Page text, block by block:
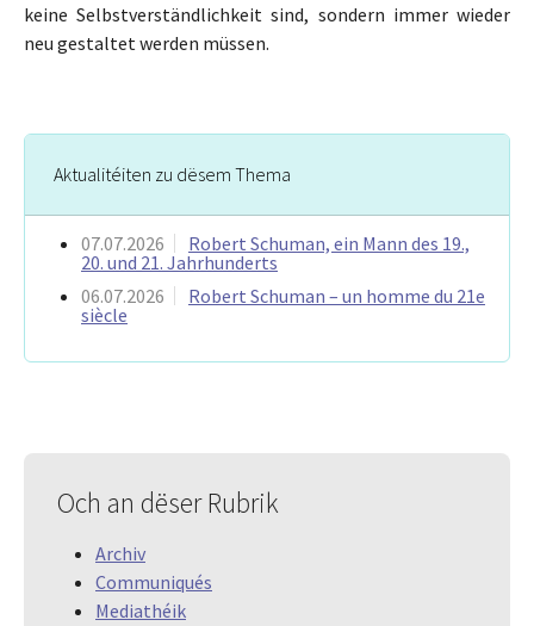
keine Selbstverständlichkeit sind, sondern immer wieder
neu gestaltet werden müssen.
Aktualitéiten zu dësem Thema
07.07.2026
Robert Schuman, ein Mann des 19.,
20. und 21. Jahrhunderts
06.07.2026
Robert Schuman – un homme du 21e
siècle
Och an dëser Rubrik
Archiv
Communiqués
Mediathéik